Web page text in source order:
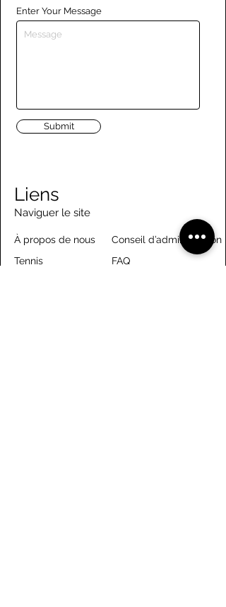
Enter Your Message
Submit
Liens
Naviguer le site
À propos de nous
Conseil d’administration
Tennis
FAQ